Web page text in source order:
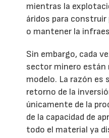
mientras la
áridos para
o mantener la
Sin embargo, cada
sector minero están
modelo. La razón es
retorno de la
únicamente de la
de la capacidad de
todo el material ya